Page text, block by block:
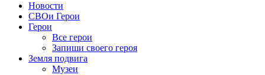
Новости
СВОи Герои
Герои
Все герои
Запиши своего героя
Земля подвига
Музеи